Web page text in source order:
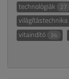
technológiák 27
világítástechnika
vitaindító 34